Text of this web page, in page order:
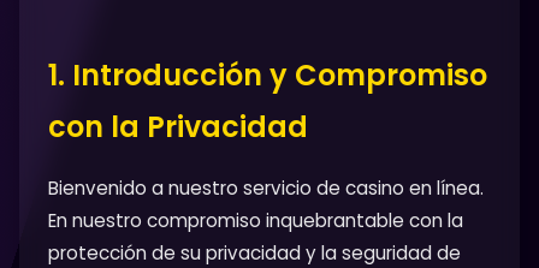
1. Introducción y Compromiso
con la Privacidad
Bienvenido a nuestro servicio de casino en línea.
En nuestro compromiso inquebrantable con la
protección de su privacidad y la seguridad de